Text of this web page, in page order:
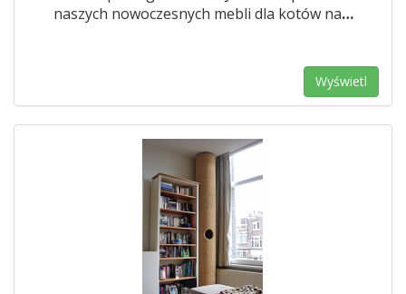
naszych nowoczesnych mebli dla kotów na…
Wyświetl